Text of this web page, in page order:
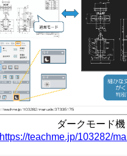
ダークモード機
https://teachme.jp/103282/